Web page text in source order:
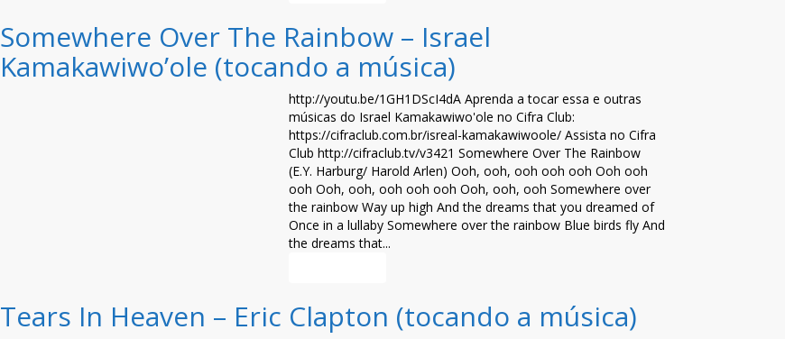
Somewhere Over The Rainbow – Israel
Kamakawiwo’ole (tocando a música)
http://youtu.be/1GH1DScI4dA Aprenda a tocar essa e outras
músicas do Israel Kamakawiwo'ole no Cifra Club:
https://cifraclub.com.br/isreal-kamakawiwoole/ Assista no Cifra
Club http://cifraclub.tv/v3421 Somewhere Over The Rainbow
(E.Y. Harburg/ Harold Arlen) Ooh, ooh, ooh ooh ooh Ooh ooh
ooh Ooh, ooh, ooh ooh ooh Ooh, ooh, ooh Somewhere over
the rainbow Way up high And the dreams that you dreamed of
Once in a lullaby Somewhere over the rainbow Blue birds fly And
the dreams that...
Tears In Heaven – Eric Clapton (tocando a música)